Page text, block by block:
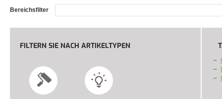
Bereichsfilter
FILTERN SIE NACH ARTIKELTYPEN